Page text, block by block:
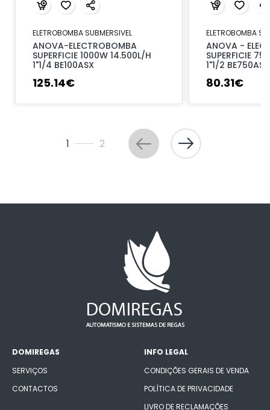
ELETROBOMBA SUBMERSIVEL
ANOVA-ELECTROBOMBA
SUPERFICIE 1000W 14.500L/H
1"1/4 BE100ASX
125.14€
ELETROBOMBA
ANOVA -
SUPERFICIE
1"1/2 BE750AS
80.31€
1 2
DOMIREGAS
SERVIÇOS
CONTACTOS
INFO LEGAL
CONDIÇÕES GERAIS DE VENDA
POLÍTICA DE PRIVACIDADE
LIVRO DE RECLAMAÇÕES